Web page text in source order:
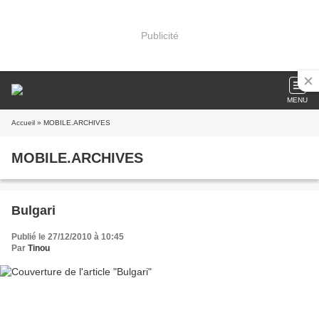
Publicité
MENU
Accueil » MOBILE.ARCHIVES
MOBILE.ARCHIVES
Bulgari
Publié le 27/12/2010 à 10:45
Par Tinou